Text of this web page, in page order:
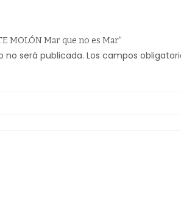
MOLÓN Mar que no es Mar”
no será publicada. Los campos